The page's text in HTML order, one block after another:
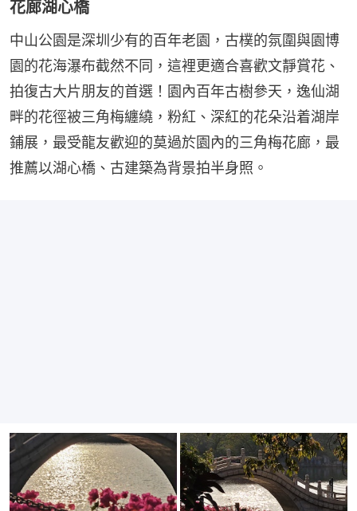
花廊湖心橋
中山公園是深圳少有的百年老園，古樸的氛圍與園博
園的花海瀑布截然不同，這裡更適合喜歡文靜賞花、
拍復古大片朋友的首選！園內百年古樹參天，逸仙湖
畔的花徑被三角梅纏繞，粉紅、深紅的花朵沿着湖岸
鋪展，最受龍友歡迎的莫過於園內的三角梅花廊，最
推薦以湖心橋、古建築為背景拍半身照。